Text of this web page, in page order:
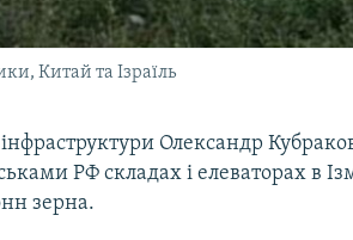
Китай та Ізраїль
Олександр
РФ складах і елеваторах в
зерна.